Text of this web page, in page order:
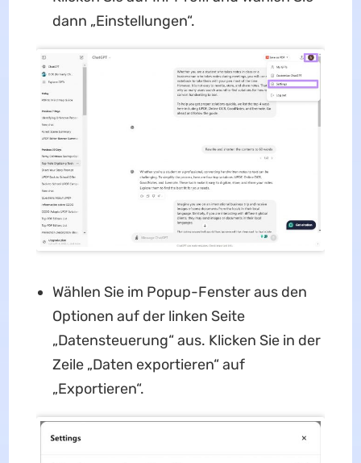
dann „Einstellungen“.
Wählen Sie im Popup-Fenster aus den
Optionen auf der linken Seite
„Datensteuerung“ aus. Klicken Sie in der
Zeile „Daten exportieren“ auf
„Exportieren“.